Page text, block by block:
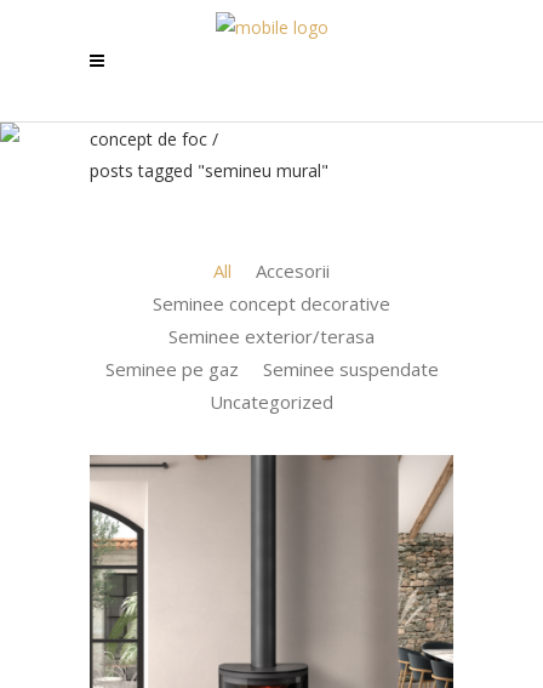
concept de foc /
posts tagged "semineu mural"
All
Accesorii
Seminee concept decorative
Seminee exterior/terasa
Seminee pe gaz
Seminee suspendate
Uncategorized